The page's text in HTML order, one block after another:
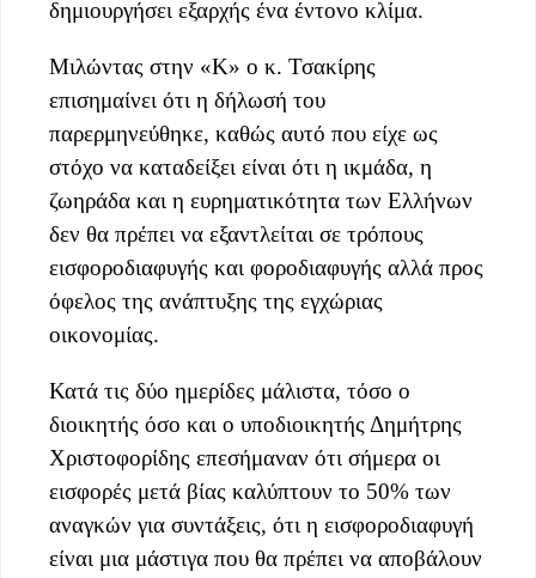
δημιουργήσει εξαρχής ένα έντονο κλίμα.
Μιλώντας στην «Κ» ο κ. Τσακίρης
επισημαίνει ότι η δήλωσή του
παρερμηνεύθηκε, καθώς αυτό που είχε ως
στόχο να καταδείξει είναι ότι η ικμάδα, η
ζωηράδα και η ευρηματικότητα των Ελλήνων
δεν θα πρέπει να εξαντλείται σε τρόπους
εισφοροδιαφυγής και φοροδιαφυγής αλλά προς
όφελος της ανάπτυξης της εγχώριας
οικονομίας.
Κατά τις δύο ημερίδες μάλιστα, τόσο ο
διοικητής όσο και ο υποδιοικητής Δημήτρης
Χριστοφορίδης επεσήμαναν ότι σήμερα οι
εισφορές μετά βίας καλύπτουν το 50% των
αναγκών για συντάξεις, ότι η εισφοροδιαφυγή
είναι μια μάστιγα που θα πρέπει να αποβάλουν